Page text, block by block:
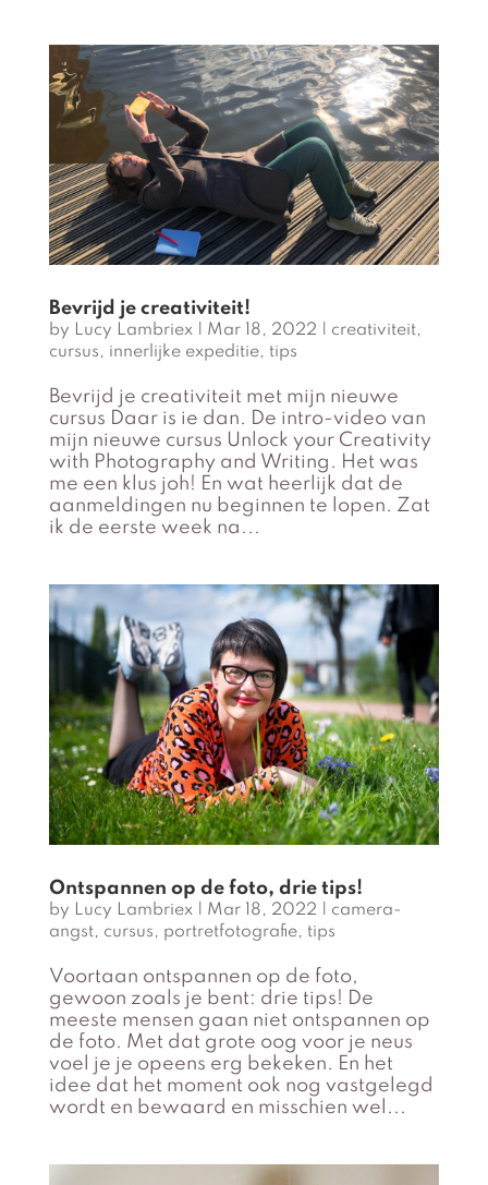
Bevrijd je creativiteit!
by Lucy Lambriex| Mar 18, 2022 creativiteit,
cursus, innerlijke expeditie, tips
Bevrijd je creativiteit met mijn nieuwe
cursus Daar is ie dan. De intro-video van
mijn nieuwe cursus Unlock your Creativity
with Photography and Writing. Het was
me een klus joh! En wat heerlijk dat de
aanmeldingen nu beginnen te lopen. Zat
ik de eerste week na...
Ontspannen op de foto, drie tips!
by Lucy Lambriex| Mar 18, 2022 | camera-
angst, cursus, portretfotografie, tips
Voortaan ontspannen op de foto,
gewoon zoals je bent: drie tips! De
meeste mensen gaan niet ontspannen op
de foto. Met dat grote oog voor je neus
voel je je opeens erg bekeken. En het
idee dat het moment ook nog vastgelegd
wordt en bewaard en misschien wel...